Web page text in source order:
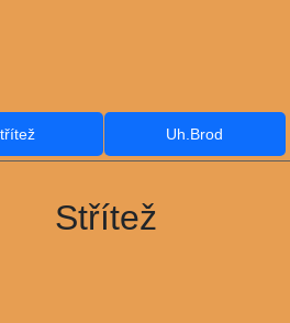
Uh.Brod
Střítež